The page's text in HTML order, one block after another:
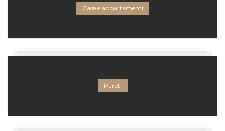
Case e appartamenti
Pareti